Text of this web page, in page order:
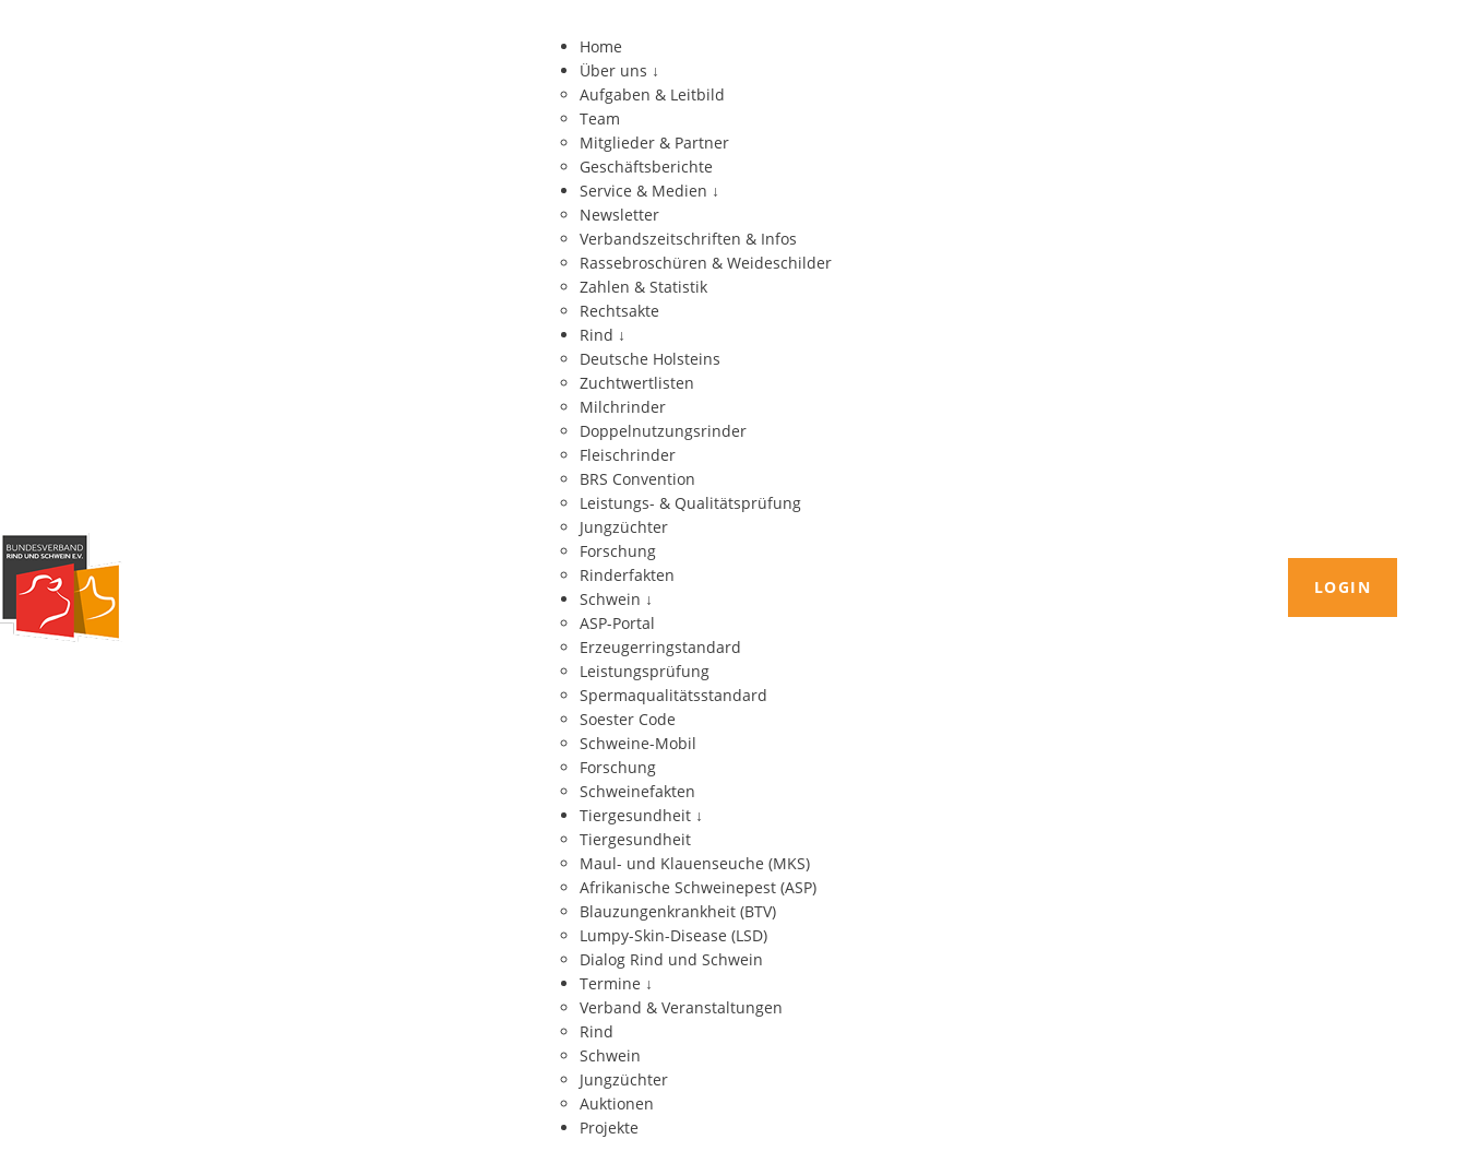
Home
Über uns ↓
Aufgaben & Leitbild
Team
Mitglieder & Partner
Geschäftsberichte
Service & Medien ↓
Newsletter
Verbandszeitschriften & Infos
Rassebroschüren & Weideschilder
Zahlen & Statistik
Rechtsakte
Rind ↓
Deutsche Holsteins
Zuchtwertlisten
Milchrinder
Doppelnutzungsrinder
Fleischrinder
BRS Convention
Leistungs- & Qualitätsprüfung
Jungzüchter
Forschung
Rinderfakten
Schwein ↓
ASP-Portal
Erzeugerringstandard
Leistungsprüfung
Spermaqualitätsstandard
Soester Code
Schweine-Mobil
Forschung
Schweinefakten
Tiergesundheit ↓
Tiergesundheit
Maul- und Klauenseuche (MKS)
Afrikanische Schweinepest (ASP)
Blauzungenkrankheit (BTV)
Lumpy-Skin-Disease (LSD)
Dialog Rind und Schwein
Termine ↓
Verband & Veranstaltungen
Rind
Schwein
Jungzüchter
Auktionen
Projekte
LOGIN